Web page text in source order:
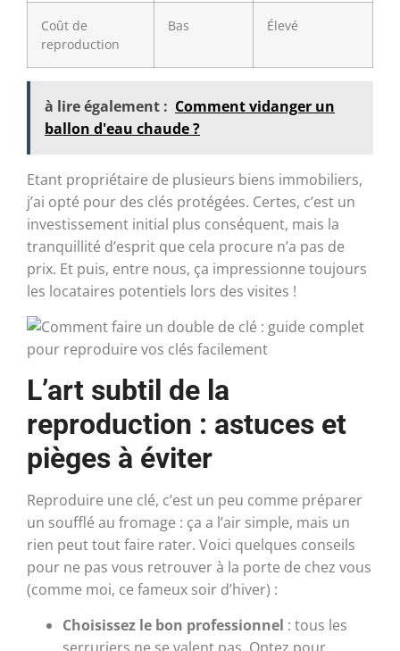
Coût de
reproduction
Bas Élevé
à lire également : Comment vidanger un
ballon d'eau chaude ?
Etant propriétaire de plusieurs biens immobiliers,
j’ai opté pour des clés protégées. Certes, c’est un
investissement initial plus conséquent, mais la
tranquillité d’esprit que cela procure n’a pas de
prix. Et puis, entre nous, ça impressionne toujours
les locataires potentiels lors des visites !
L’art subtil de la
reproduction : astuces et
pièges à éviter
Reproduire une clé, c’est un peu comme préparer
un soufflé au fromage : ça a l’air simple, mais un
rien peut tout faire rater. Voici quelques conseils
pour ne pas vous retrouver à la porte de chez vous
(comme moi, ce fameux soir d’hiver) :
Choisissez le bon professionnel : tous les